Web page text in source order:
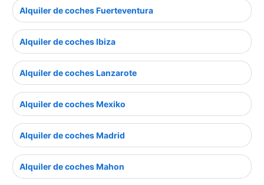
Alquiler de coches Fuerteventura
Alquiler de coches Ibiza
Alquiler de coches Lanzarote
Alquiler de coches Mexiko
Alquiler de coches Madrid
Alquiler de coches Mahon